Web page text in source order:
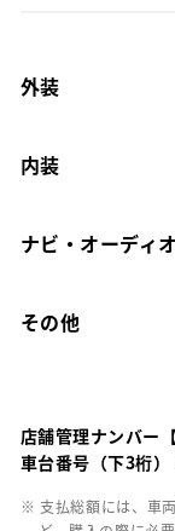
外装
内装
ナビ・オーディオ
その他
店舗管理ナンバー
車台番号（下3桁）
※ 支払総額には、車